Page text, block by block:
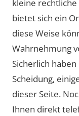
kleine
bietet sich ein
diese Weise
Wahrnehmung
Sicherlich
Scheidung,
dieser Seite.
Ihnen direkt